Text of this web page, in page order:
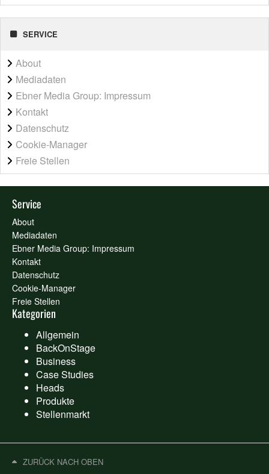
SERVICE
About
Mediadaten
Ebner Media Group: Impressum
Kontakt
Datenschutz
Cookie-Manager
Freie Stellen
Service
About
Mediadaten
Ebner Media Group: Impressum
Kontakt
Datenschutz
Cookie-Manager
Freie Stellen
Kategorien
Allgemein
BackOnStage
Business
Case Studies
Heads
Produkte
Stellenmarkt
ZURÜCK NACH OBEN